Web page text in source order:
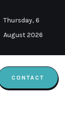
Thursday, 6
August 2026
CONTACT